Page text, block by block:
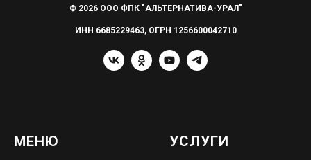
© 2026 ООО ФПК "АЛЬТЕРНАТИВА-УРАЛ"
ИНН 6685229463, ОГРН 1256600042710
МЕНЮ УСЛУГИ